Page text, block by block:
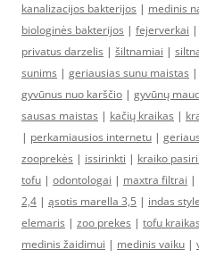
kanalizacijos bakterijos | medinis
biologinės bakterijos | fejerverkai |
privatus darzelis | šiltnamiai |
sunims | geriausias sunu maistas |
gyvūnus nuo karščio | gyvūnų
sausas maistas | kačių kraikas |
| perkamiausios internetu |
zooprekės | issirinkti | kraiko
tofu | odontologai | maxtra filtrai |
2,4 | ąsotis marella 3,5 | indas
elemaris | zoo prekes | tofu
medinis žaidimui | medinis vaiku |